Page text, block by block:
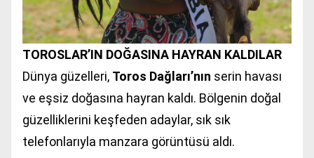
TOROSLAR’IN DOĞASINA HAYRAN KALDILAR
Dünya güzelleri, Toros Dağları’nın serin havası
ve eşsiz doğasına hayran kaldı. Bölgenin doğal
güzelliklerini keşfeden adaylar, sık sık
telefonlarıyla manzara görüntüsü aldı.